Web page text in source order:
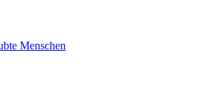
Menschen